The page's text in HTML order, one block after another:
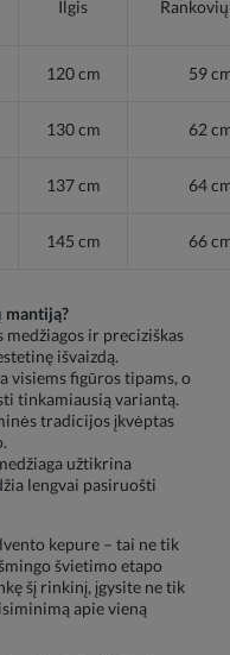
Ilgis
120 cm 59
130 cm 62
137 cm 64
145 cm 66
mantiją?
ir preciziškas
išvaizdą.
visiems figūros tipams, o
tinkamiausią variantą.
tradicijos įkvėptas
užtikrina
lengvai pasiruošti
kepure – tai ne tik
švietimo etapo
šį rinkinį, įgysite ne tik
apie vieną